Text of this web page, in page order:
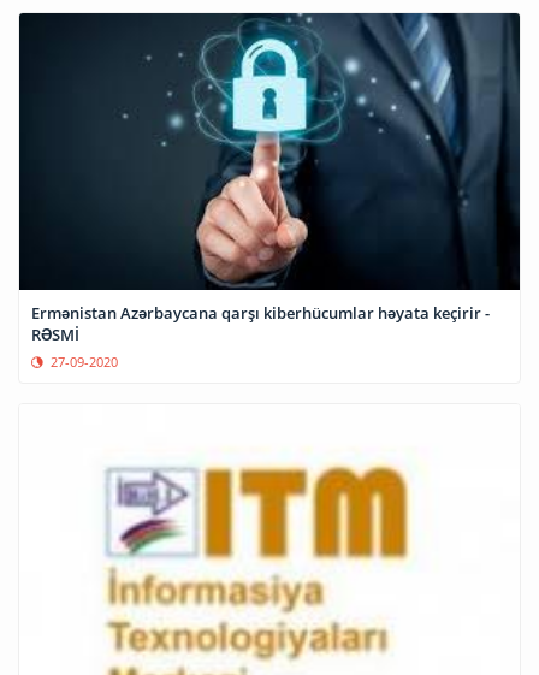
Ermənistan Azərbaycana qarşı kiberhücumlar həyata keçirir -
RƏSMİ
27-09-2020